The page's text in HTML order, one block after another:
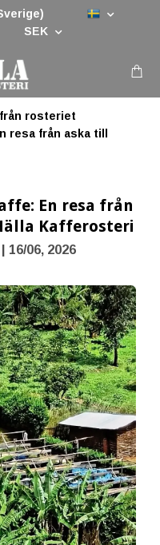
SEK
rosteriet
resa från aska till
En resa från
Kafferosteri
16/06, 2026